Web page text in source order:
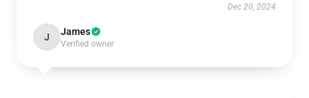
Dec 20, 2024
J James
Verified owner